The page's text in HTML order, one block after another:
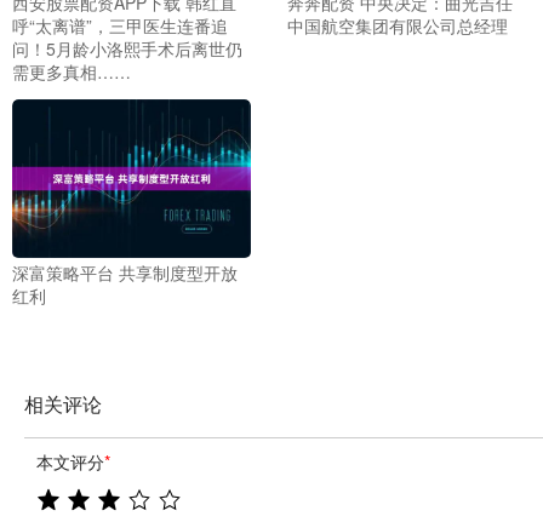
呼“太离谱”，三甲医生连番追
问！5月龄小洛熙手术后离世仍
需更多真相……
中国航空集团有限公司总经理
深富策略平台 共享制度型开放
红利
相关评论
本文评分*